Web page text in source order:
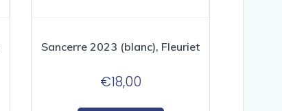
Sancerre 2023 (blanc), Fleuriet
€18,00